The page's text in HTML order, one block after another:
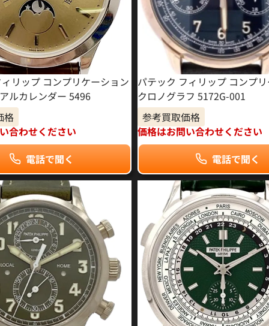
リップ コンプリケーション
ルカレンダー 5496
格
合わせください
電話で聞く
パテック フィリップ コンプ
クロノグラフ 5172G-001
参考買取価格
価格はお問い合わせください
電話で聞く